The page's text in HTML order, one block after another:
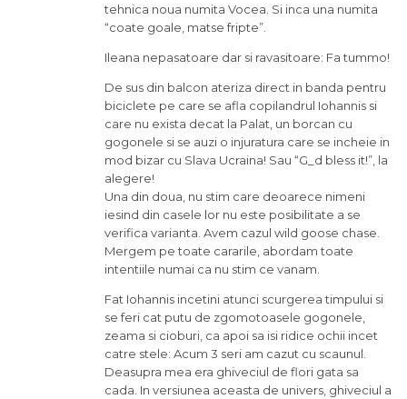
tehnica noua numita Vocea. Si inca una numita
“coate goale, matse fripte”.
Ileana nepasatoare dar si ravasitoare: Fa tummo!
De sus din balcon ateriza direct in banda pentru
biciclete pe care se afla copilandrul Iohannis si
care nu exista decat la Palat, un borcan cu
gogonele si se auzi o injuratura care se incheie in
mod bizar cu Slava Ucraina! Sau “G_d bless it!”, la
alegere!
Una din doua, nu stim care deoarece nimeni
iesind din casele lor nu este posibilitate a se
verifica varianta. Avem cazul wild goose chase.
Mergem pe toate cararile, abordam toate
intentiile numai ca nu stim ce vanam.
Fat Iohannis incetini atunci scurgerea timpului si
se feri cat putu de zgomotoasele gogonele,
zeama si cioburi, ca apoi sa isi ridice ochii incet
catre stele: Acum 3 seri am cazut cu scaunul.
Deasupra mea era ghiveciul de flori gata sa
cada. In versiunea aceasta de univers, ghiveciul a